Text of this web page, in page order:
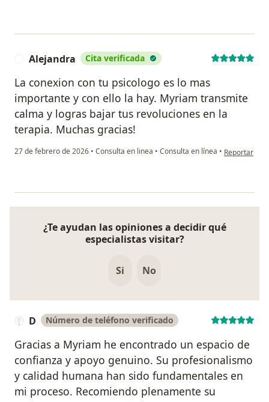
Alejandra Cita verificada
La conexion con tu psicologo es lo mas
importante y con ello la hay. Myriam transmite
calma y logras bajar tus revoluciones en la
terapia. Muchas gracias!
27 de febrero de 2026 • Consulta en linea • Consulta en línea • en opinión
Reportar
¿Te ayudan las opiniones a decidir qué
especialistas visitar?
Si No
D Número de teléfono verificado
Gracias a Myriam he encontrado un espacio de
confianza y apoyo genuino. Su profesionalismo
y calidad humana han sido fundamentales en
mi proceso. Recomiendo plenamente su